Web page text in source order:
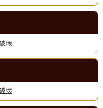
壊
壊